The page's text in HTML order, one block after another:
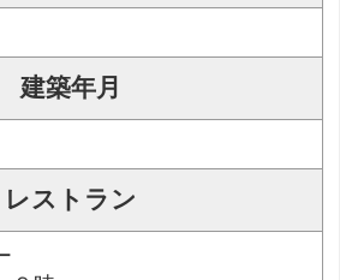
建築年月
レストラン